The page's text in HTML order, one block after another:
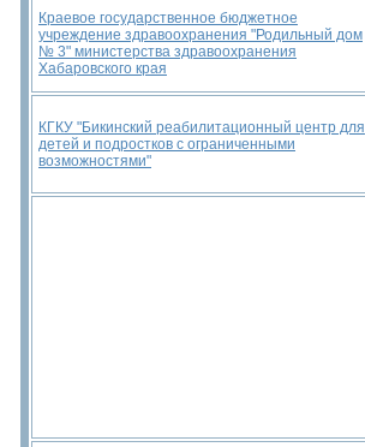
Краевое государственное бюджетное
учреждение здравоохранения "Родильный дом
№ 3" министерства здравоохранения
Хабаровского края
КГКУ "Бикинский реабилитационный центр для
детей и подростков с ограниченными
возможностями"